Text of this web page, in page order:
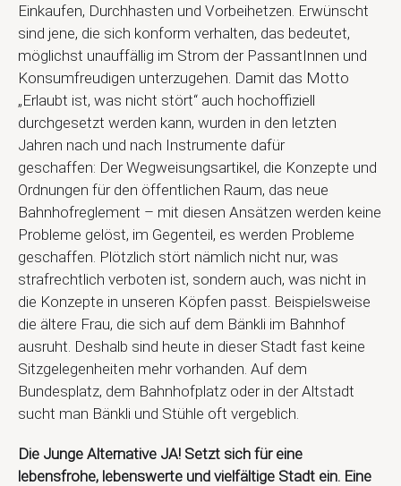
Einkaufen, Durchhasten und Vorbeihetzen. Erwünscht
sind jene, die sich konform verhalten, das bedeutet,
möglichst unauffällig im Strom der PassantInnen und
Konsumfreudigen unterzugehen. Damit das Motto
„Erlaubt ist, was nicht stört“ auch hochoffiziell
durchgesetzt werden kann, wurden in den letzten
Jahren nach und nach Instrumente dafür
geschaffen: Der Wegweisungsartikel, die Konzepte und
Ordnungen für den öffentlichen Raum, das neue
Bahnhofreglement – mit diesen Ansätzen werden keine
Probleme gelöst, im Gegenteil, es werden Probleme
geschaffen. Plötzlich stört nämlich nicht nur, was
strafrechtlich verboten ist, sondern auch, was nicht in
die Konzepte in unseren Köpfen passt. Beispielsweise
die ältere Frau, die sich auf dem Bänkli im Bahnhof
ausruht. Deshalb sind heute in dieser Stadt fast keine
Sitzgelegenheiten mehr vorhanden. Auf dem
Bundesplatz, dem Bahnhofplatz oder in der Altstadt
sucht man Bänkli und Stühle oft vergeblich.
Die Junge Alternative JA! Setzt sich für eine
lebensfrohe, lebenswerte und vielfältige Stadt ein. Eine